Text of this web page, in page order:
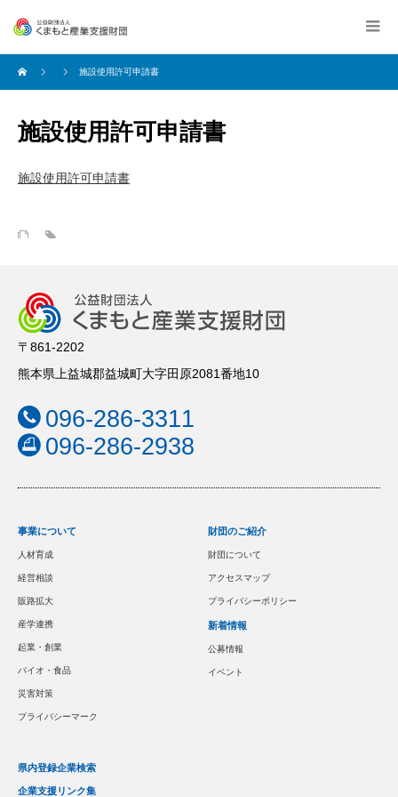
施設使用許可申請書
施設使用許可申請書
施設使用許可申請書
〒861-2202
熊本県上益城郡益城町大字田原2081番地10
096-286-3311
096-286-2938
事業について
人材育成
経営相談
販路拡大
産学連携
起業・創業
バイオ・食品
災害対策
プライバシーマーク
財団のご紹介
財団について
アクセスマップ
プライバシーポリシー
新着情報
公募情報
イベント
県内登録企業検索
企業支援リンク集